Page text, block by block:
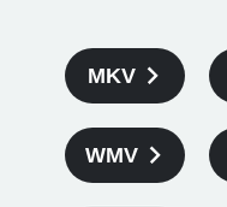
MKV
WMV